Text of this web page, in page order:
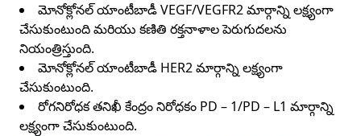
మోనోక్లోనల్ యాంటీబాడీ VEGF/VEGFR2 మార్గాన్ని లక్ష్యంగా
చేసుకుంటుంది మరియు కణితి రక్తనాళాల పెరుగుదలను
నియంత్రిస్తుంది.
మోనోక్లోనల్ యాంటీబాడీ HER2 మార్గాన్ని లక్ష్యంగా
చేసుకుంటుంది.
రోగనిరోధక తనిఖీ కేంద్రం నిరోధకం PD – 1/PD – L1 మార్గాన్ని
లక్ష్యంగా చేసుకుంటుంది.